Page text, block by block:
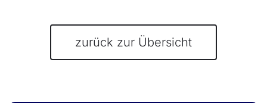
zurück zur Übersicht